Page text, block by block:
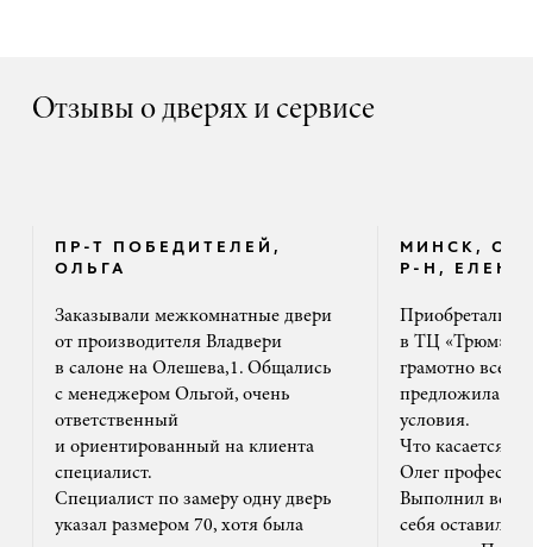
Отзывы о дверях и сервисе
ПР-Т ПОБЕДИТЕЛЕЙ,
ОЛЬГА
Заказывали межкомнатные двери
от производителя Владвери
в салоне на Олешева,1. Общались
с менеджером Ольгой, очень
ответственный
и ориентированный на клиента
специалист.
Специалист по замеру одну дверь
указал размером 70, хотя была
МИНСК,
Р-Н, ЕЛЕНА
Приобретали
в ТЦ «Трюм».
грамотно все
предложила
условия.
Что касается
Олег
Выполнил все
себя оставил